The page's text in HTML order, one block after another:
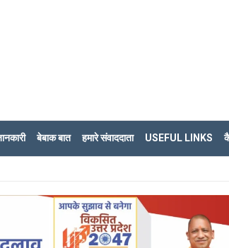
बेबाक बात हमारे संवाददाता USEFUL LINKS